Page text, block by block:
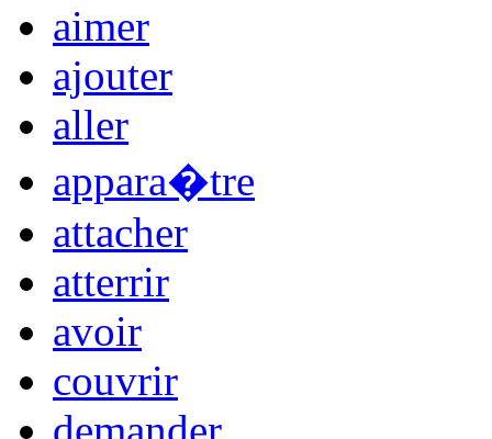
aimer
ajouter
aller
appara�tre
attacher
atterrir
avoir
couvrir
demander